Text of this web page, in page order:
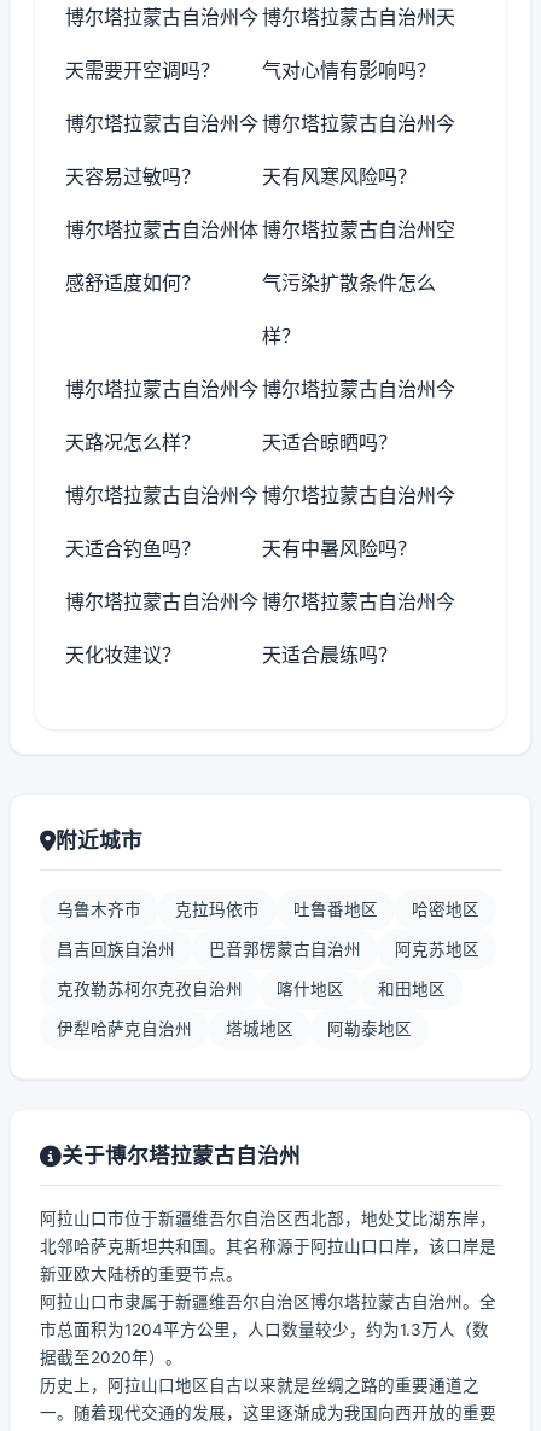
博尔塔拉蒙古自治州今
天需要开空调吗？
博尔塔拉蒙古自治州天
气对心情有影响吗？
博尔塔拉蒙古自治州今
天容易过敏吗？
博尔塔拉蒙古自治州今
天有风寒风险吗？
博尔塔拉蒙古自治州体
感舒适度如何？
博尔塔拉蒙古自治州空
气污染扩散条件怎么
样？
博尔塔拉蒙古自治州今
天路况怎么样？
博尔塔拉蒙古自治州今
天适合晾晒吗？
博尔塔拉蒙古自治州今
天适合钓鱼吗？
博尔塔拉蒙古自治州今
天有中暑风险吗？
博尔塔拉蒙古自治州今
天化妆建议？
博尔塔拉蒙古自治州今
天适合晨练吗？
附近城市
乌鲁木齐市 克拉玛依市 吐鲁番地区 哈密地区
昌吉回族自治州 巴音郭楞蒙古自治州 阿克苏地区
克孜勒苏柯尔克孜自治州 喀什地区 和田地区
伊犁哈萨克自治州 塔城地区 阿勒泰地区
关于博尔塔拉蒙古自治州
阿拉山口市位于新疆维吾尔自治区西北部，地处艾比湖东岸，
北邻哈萨克斯坦共和国。其名称源于阿拉山口口岸，该口岸是
新亚欧大陆桥的重要节点。
阿拉山口市隶属于新疆维吾尔自治区博尔塔拉蒙古自治州。全
市总面积为1204平方公里，人口数量较少，约为1.3万人（数
据截至2020年）。
历史上，阿拉山口地区自古以来就是丝绸之路的重要通道之
一。随着现代交通的发展，这里逐渐成为我国向西开放的重要